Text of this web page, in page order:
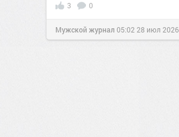
3 0
Мужской журнал 05:02 28 июл 2026